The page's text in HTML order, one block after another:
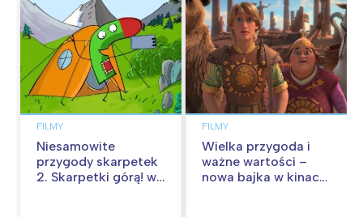
FILMY
Niesamowite
przygody skarpetek
2. Skarpetki górą! w
FILMY
Wielka przygoda i
ważne wartości –
nowa bajka w kinach